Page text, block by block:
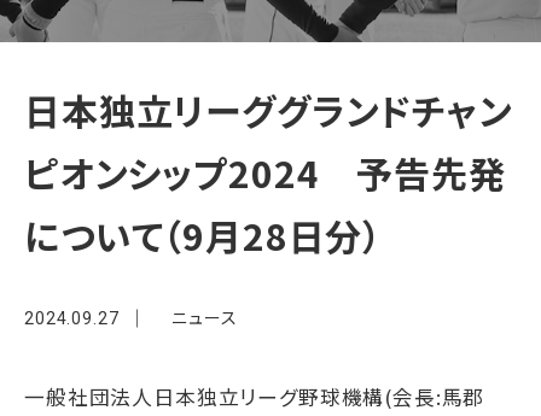
日本独立リーググランドチャン
ピオンシップ2024 予告先発
について（9月28日分）
2024.09.27 ニュース
一般社団法人日本独立リーグ野球機構(会長:馬郡